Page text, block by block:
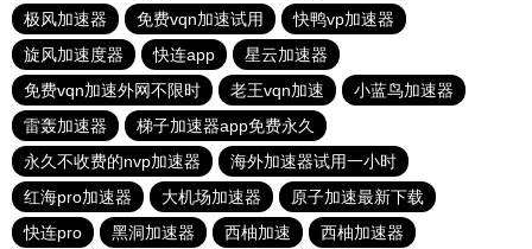
极风加速器
免费vqn加速试用
快鸭vp加速器
旋风加速度器
快连app
星云加速器
免费vqn加速外网不限时
老王vqn加速
小蓝鸟加速器
雷轰加速器
梯子加速器app免费永久
永久不收费的nvp加速器
海外加速器试用一小时
红海pro加速器
大机场加速器
原子加速最新下载
快连pro
黑洞加速器 西柚加速 西柚加速器